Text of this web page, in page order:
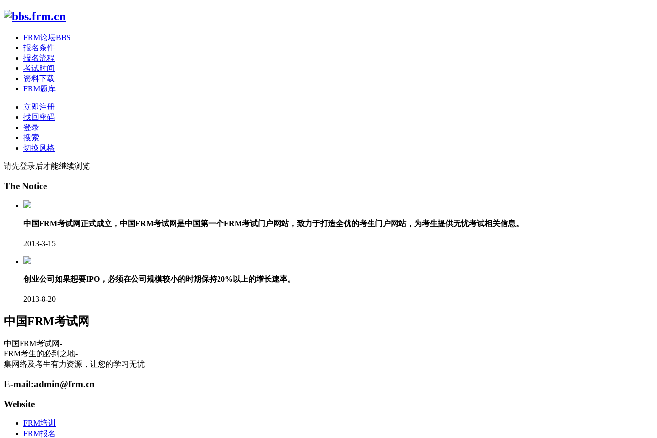
FRM论坛BBS
报名条件
报名流程
考试时间
资料下载
FRM题库
立即注册
找回密码
登录
搜索
切换风格
请先登录后才能继续浏览
The Notice
中国FRM考试网正式成立，中国FRM考试网是中国第一个FRM考试门户网站，致力于打造全优的考生门户网站，为考生提供无忧考试相关信息。
2013-3-15
创业公司如果想要IPO，必须在公司规模较小的时期保持20%以上的增长速率。
2013-8-20
中国FRM考试网
中国FRM考试网-
FRM考生的必到之地-
集网络及考生有力资源，让您的学习无忧
E-mail:admin@frm.cn
Website
FRM培训
FRM报名